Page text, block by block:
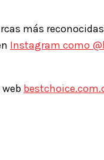
más
Instagram como